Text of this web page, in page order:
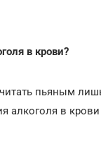
в крови?
пьяным
алкоголя в